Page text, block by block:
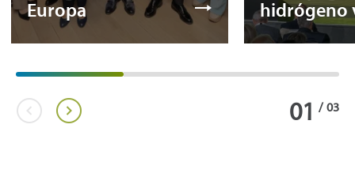
Europa
hidrógeno
01 / 03